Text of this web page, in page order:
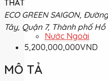
Nước Ngoài
THẤT
ECO GREEN SAIGON,
Tây, Quận 7, Thành phố
5,200,000,000VND
MÔ TẢ